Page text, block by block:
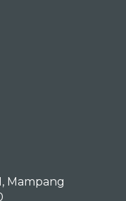
Mampang